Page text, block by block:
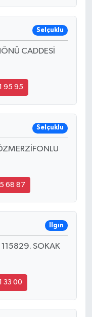
Selçuklu
CADDESİ
95 95
Selçuklu
68 87
Ilgın
115829. SOKAK
33 00